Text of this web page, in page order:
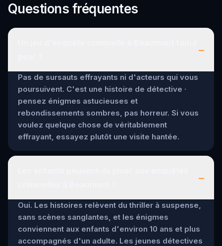
Questions fréquentes
–
Pas de sursauts effrayants ni d'acteurs qui vous
poursuivent. C'est une histoire de détective ·
pensez énigmes astucieuses et
rebondissements sombres, pas horreur. Si vous
voulez quelque chose de véritablement
effrayant, essayez plutôt une visite hantée.
–
Oui. Les histoires relèvent du thriller à suspense,
sans scènes sanglantes, et les énigmes
conviennent aux enfants d'environ 10 ans et plus
accompagnés d'un adulte. Les jeunes détectives